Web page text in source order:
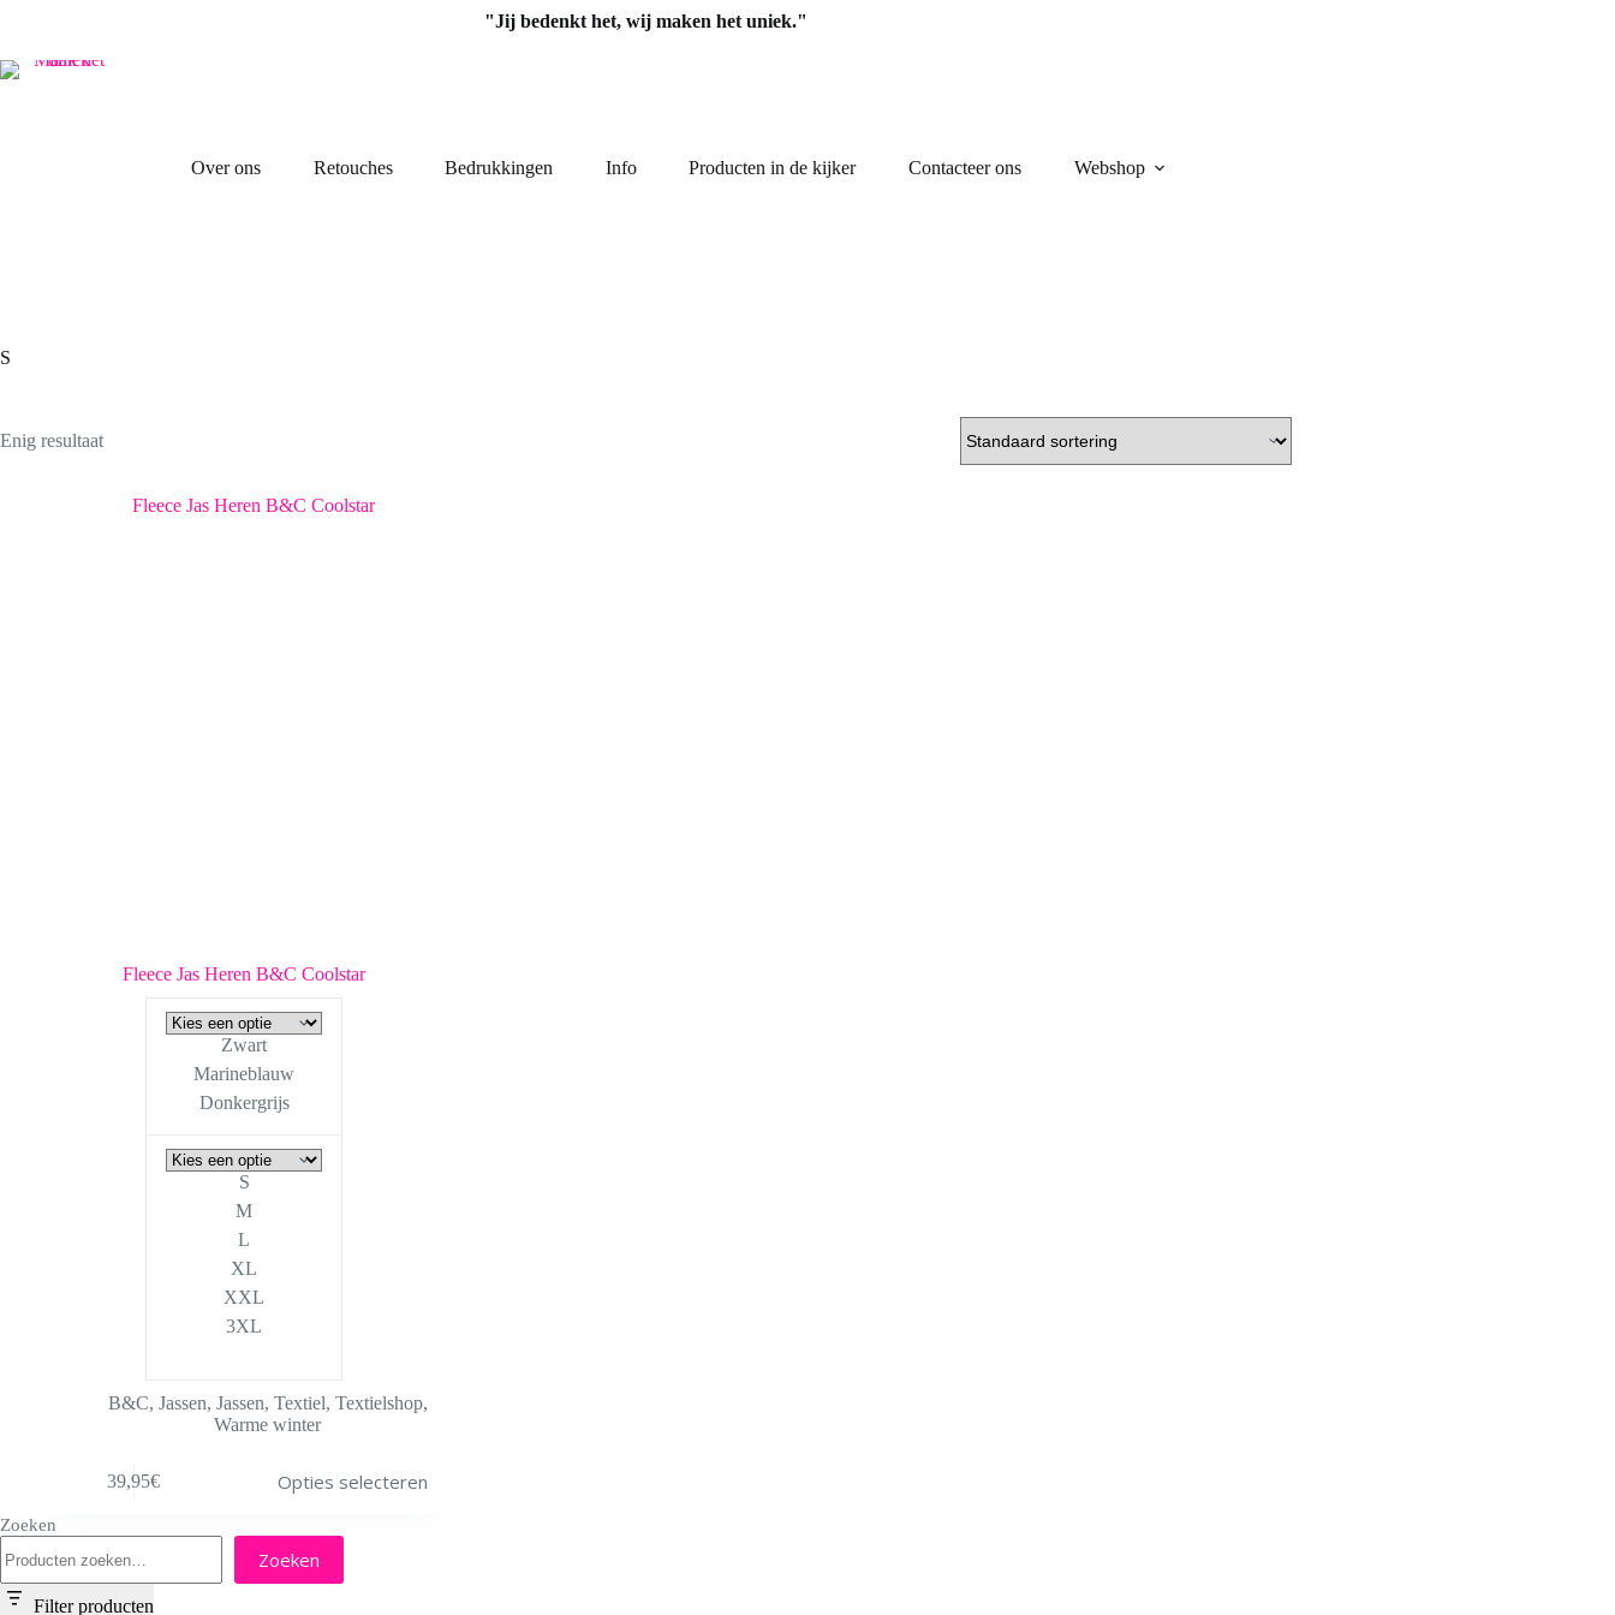
inhoud
"Jij bedenkt het, wij maken het uniek."
Over ons Retouches Bedrukkingen Info Producten in de kijker Contacteer ons Webshop
S
Enig resultaat
Fleece Jas Heren B&C Coolstar
Zwart
Marineblauw
Donkergrijs
S
M
L
XL
XXL
3XL
B&C, Jassen, Jassen, Textiel, Textielshop,
Warme winter
39,95€ Opties selecteren
meerdere
variaties.
Deze
Zoeken
Zoeken
Filter producten